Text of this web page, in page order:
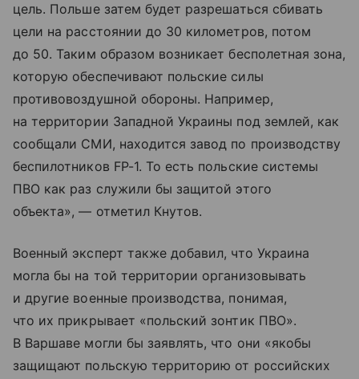
цель. Польше затем будет разрешаться сбивать
цели на расстоянии до 30 километров, потом
до 50. Таким образом возникает бесполетная зона,
которую обеспечивают польские силы
противовоздушной обороны. Например,
на территории Западной Украины под землей, как
сообщали СМИ, находится завод по производству
беспилотников FP-1. То есть польские системы
ПВО как раз служили бы защитой этого
объекта», — отметил Кнутов.
Военный эксперт также добавил, что Украина
могла бы на той территории организовывать
и другие военные производства, понимая,
что их прикрывает «польский зонтик ПВО».
В Варшаве могли бы заявлять, что они «якобы
защищают польскую территорию от российских